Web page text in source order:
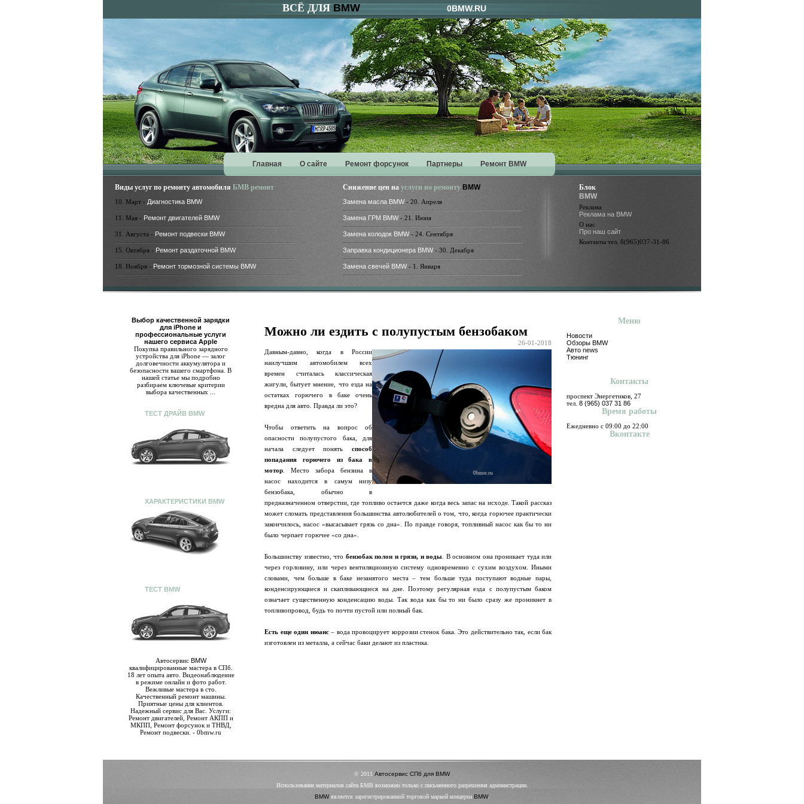
ВСЁ ДЛЯ BMW 0BMW.RU
Главная О сайте Ремонт форсунок Партнеры Ремонт BMW
Виды услуг по ремонту автомобиля БМВ ремонт
10. Март - Диагностика BMW
11. Мая - Ремонт двигателей BMW
31. Августа - Ремонт подвески BMW
15. Октября - Ремонт раздаточной BMW
18. Ноября - Ремонт тормозной системы BMW
Снижение цен на услуги по ремонту BMW
Замена масла BMW- 20. Апреля
Замена ГРМ BMW- 21. Июня
Замена колодок BMW- 24. Сентября
Заправка кондиционера BMW- 30. Декабря
Замена свечей BMW- 1. Января
Блок
BMW
Реклама
Реклама на BMW
О нас
Про наш сайт
Контакты тел. 8(965)037-31-86
Выбор качественной зарядки
для iPhone и
профессиональные услуги
нашего сервиса Apple
Покупка правильного зарядного
устройства для iPhone — залог
долговечности аккумулятора и
безопасности вашего смартфона. В
нашей статье мы подробно
разбираем ключевые критерии
выбора качественных ...
ТЕСТ ДРАЙВ BMW
ХАРАКТЕРИСТИКИ BMW
ТЕСТ BMW
Автосервис BMW
квалифицированные мастера в СПб.
18 лет опыта авто. Видеонаблюдение
в режиме онлайн и фото работ.
Вежливые мастера в сто.
Качественный ремонт машины.
Приятные цены для клиентов.
Надежный сервис для Вас. Услуги:
Ремонт двигателей, Ремонт АКПП и
МКПП, Ремонт форсунок и ТНВД,
Ремонт подвески. - 0bmw.ru
Можно ли ездить с полупустым бензобаком
26-01-2018
Давным-давно, когда в России
наилучшим автомобилем всех
времен считалась классическая
жигули, бытует мнение, что езда на
остатках горючего в баке очень
вредна для авто. Правда ли это?
Чтобы ответить на вопрос об
опасности полупустого бака, для
начала следует понять способ
попадания горючего из бака в
мотор . Место забора бензина в
насос находится в самум низу
бензобака, обычно в
предназначенном отверстии, где топливо остается даже когда весь запас на исходе. Такой рассказ
может сломать представления большинства автолюбителей о том, что, когда горючее практически
закончилось, насос «высасывает грязь со дна». По правде говоря, топливный насос как бы то ни
было черпает горючее «со дна».
Большинству известно, что бензобак полон и грязи, и воды . В основном она проникает туда или
через горловину, или через вентиляционную систему одновременно с сухим воздухом. Иными
словами, чем больше в баке незанятого места – тем больше туда поступают водные пары,
конденсирующиеся и скапливающиеся на дне. Поэтому регулярная езда с полупустым баком
означает существенную конденсацию воды. Так вода как бы то ни было сразу же проникнет в
топливопровод, будь то почти пустой или полный бак.
Есть еще один нюанс– вода провоцирует коррозии стенок бака. Это действительно так, если бак
изготовлен из металла, а сейчас баки делают из пластика.
Меню
Новости
Обзоры BMW
Авто news
Тюнинг
Контакты
проспект Энергетиков, 27
тел. 8 (965) 037 31 86
Время работы
Ежедневно с 09:00 до 22:00
Вконтакте
© 2011 Автосервис СПб для BMW
Использование материалов сайта БМВ возможно только с письменного разрешения администрации.
BMWявляется зарегистрированной торговой маркой концерна BMW.